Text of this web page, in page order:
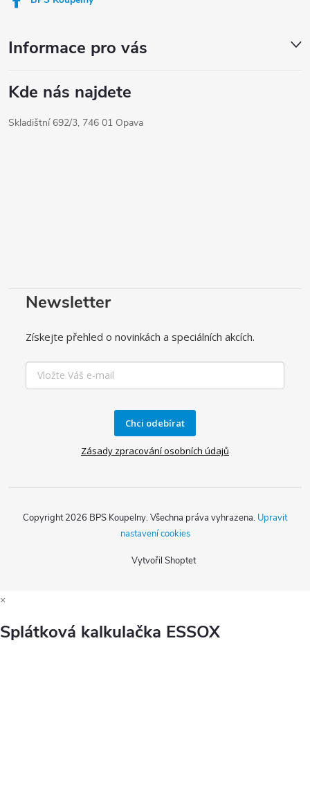
Informace pro vás
Kde nás najdete
Skladištní 692/3, 746 01 Opava
Newsletter
Získejte přehled o novinkách a speciálních akcích.
Chci odebírat
Zásady zpracování osobních údajů
Vytvořil Shoptet
Copyright 2026 BPS Koupelny. Všechna práva vyhrazena. Upravit
nastavení cookies
×
Splátková kalkulačka ESSOX